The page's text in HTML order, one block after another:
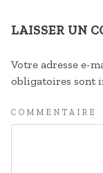
LAISSER UN
Votre adresse e-
obligatoires sont
COMMENTAIRE